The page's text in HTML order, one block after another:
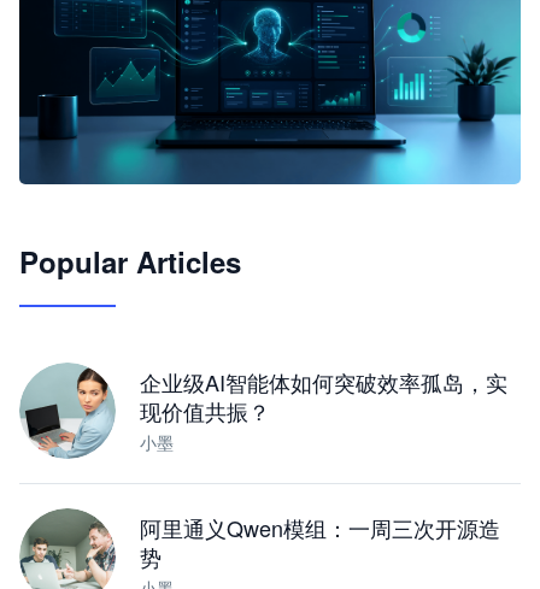
JimoClaw 桌面 AI Agent 工作台
Popular Articles
企业级AI智能体如何突破效率孤岛，实
现价值共振？
小墨
阿里通义Qwen模组：一周三次开源造
势